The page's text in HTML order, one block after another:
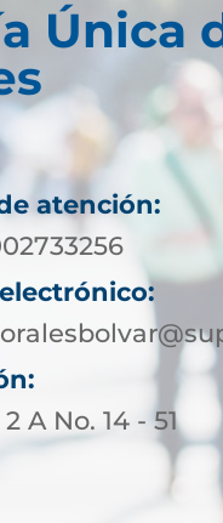
Única
atención:
A No. 14 - 51